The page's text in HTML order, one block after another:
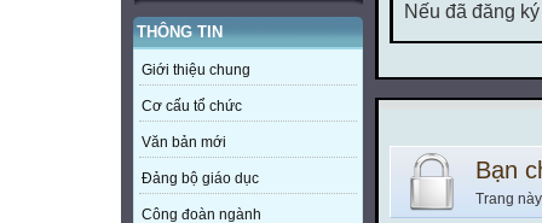
THÔNG TIN
Giới thiệu chung
Cơ cấu tổ chức
Văn bản mới
Đảng bộ giáo dục
Công đoàn ngành
Nếu đã đăng
Bạn
Trang